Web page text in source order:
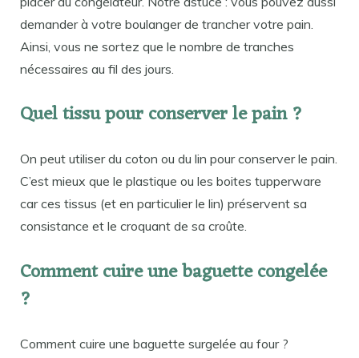
demander à votre boulanger de trancher votre pain.
Ainsi, vous ne sortez que le nombre de tranches
nécessaires au fil des jours.
Quel tissu pour conserver le pain ?
On peut utiliser du coton ou du lin pour conserver le pain.
C’est mieux que le plastique ou les boites tupperware
car ces tissus (et en particulier le lin) préservent sa
consistance et le croquant de sa croûte.
Comment cuire une baguette congelée
?
Comment cuire une baguette surgelée au four ?